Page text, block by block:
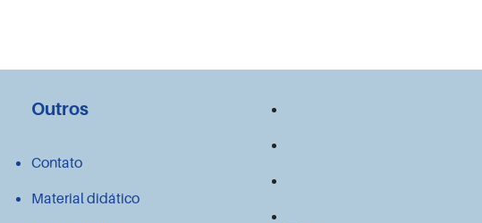
Outros
Contato
Material didático